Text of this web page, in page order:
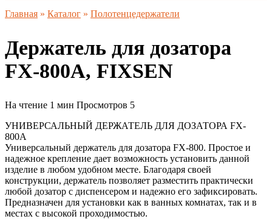
Главная » Каталог » Полотенцедержатели
Держатель для дозатора
FX-800A, FIXSEN
На чтение 1 мин Просмотров 5
УНИВЕРСАЛЬНЫЙ ДЕРЖАТЕЛЬ ДЛЯ ДОЗАТОРА FX-
800A
Универсальный держатель для дозатора FX-800. Простое и
надежное крепление дает возможность установить данной
изделие в любом удобном месте. Благодаря своей
конструкции, держатель позволяет разместить практически
любой дозатор с диспенсером и надежно его зафиксировать.
Предназначен для установки как в ванных комнатах, так и в
местах с высокой проходимостью.